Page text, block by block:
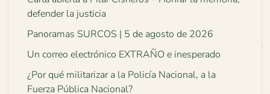
defender la justicia
Panoramas SURCOS | 5 de agosto de 2026
Un correo electrónico EXTRAÑO e inesperado
¿Por qué militarizar a la Policía Nacional, a la
Fuerza Pública Nacional?